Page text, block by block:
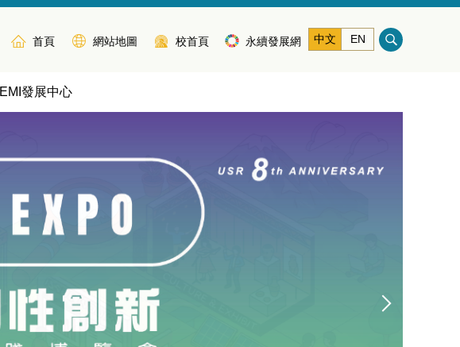
首頁 網站地圖 校首頁 永續發展網 中文 EN
EMI發展中心